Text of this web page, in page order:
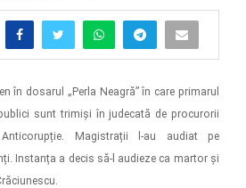
în dosarul „Perla Neagră” în care primarul
sunt trimiși în judecată de procurorii
Magistrații l-au audiat pe
Instanța a decis să-l audieze ca martor și